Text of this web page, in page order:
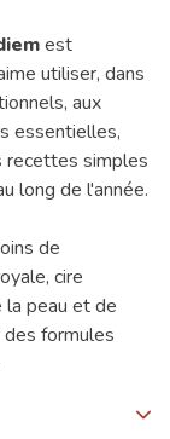
est
utiliser, dans
aux
essentielles,
recettes simples
long de l'année.
de
cire
la peau et de
formules